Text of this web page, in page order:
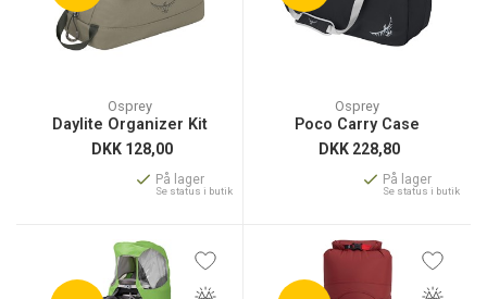
Osprey
Daylite Organizer Kit
DKK 128,00
På lager
Se status i butik
Osprey
Poco Carry Case
DKK 228,80
På lager
Se status i butik